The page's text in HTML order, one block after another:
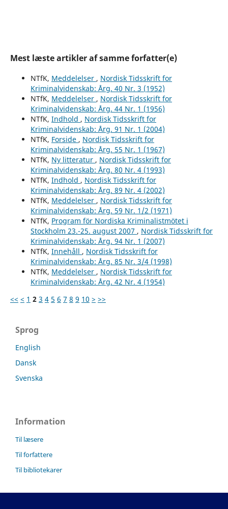
Mest læste artikler af samme forfatter(e)
NTfK, Meddelelser , Nordisk Tidsskrift for
Kriminalvidenskab: Årg. 40 Nr. 3 (1952)
NTfK, Meddelelser , Nordisk Tidsskrift for
Kriminalvidenskab: Årg. 44 Nr. 1 (1956)
NTfK, Indhold , Nordisk Tidsskrift for
Kriminalvidenskab: Årg. 91 Nr. 1 (2004)
NTfK, Forside , Nordisk Tidsskrift for
Kriminalvidenskab: Årg. 55 Nr. 1 (1967)
NTfK, Ny litteratur , Nordisk Tidsskrift for
Kriminalvidenskab: Årg. 80 Nr. 4 (1993)
NTfK, Indhold , Nordisk Tidsskrift for
Kriminalvidenskab: Årg. 89 Nr. 4 (2002)
NTfK, Meddelelser , Nordisk Tidsskrift for
Kriminalvidenskab: Årg. 59 Nr. 1/2 (1971)
NTfK, Program för Nordiska Kriminalistmötet i
Stockholm 23.-25. august 2007 , Nordisk Tidsskrift for
Kriminalvidenskab: Årg. 94 Nr. 1 (2007)
NTfK, Innehåll , Nordisk Tidsskrift for
Kriminalvidenskab: Årg. 85 Nr. 3/4 (1998)
NTfK, Meddelelser , Nordisk Tidsskrift for
Kriminalvidenskab: Årg. 42 Nr. 4 (1954)
<< < 1 2 3 4 5 6 7 8 9 10 > >>
Sprog
English
Dansk
Svenska
Information
Til læsere
Til forfattere
Til bibliotekarer